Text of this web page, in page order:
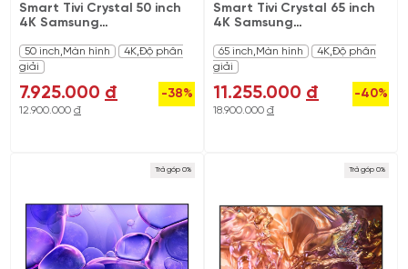
Smart Tivi Crystal 50 inch
4K Samsung
50 inch,Màn hình
4K,Độ phân
giải
7.925.000 đ -38%
12.900.000 đ
Smart Tivi Crystal 65 inch
4K Samsung
65 inch,Màn hình
4K,Độ phân
giải
11.255.000 đ -40%
18.900.000 đ
Trả góp 0% Trả góp 0%